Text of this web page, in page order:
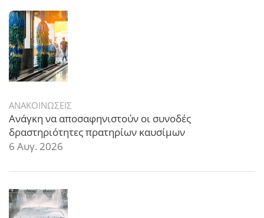
ΑΝΑΚΟΙΝΩΣΕΙΣ
Ανάγκη να αποσαφηνιστούν οι συνοδές
δραστηριότητες πρατηρίων καυσίμων
6 Αυγ. 2026